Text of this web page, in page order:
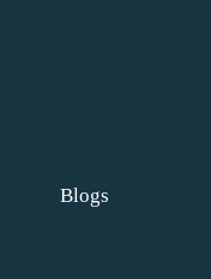
Blogs